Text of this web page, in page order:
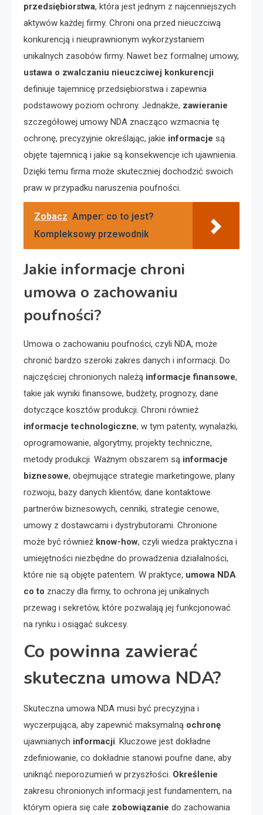
przedsiębiorstwa, która jest jednym z najcenniejszych
aktywów każdej firmy. Chroni ona przed nieuczciwą
konkurencją i nieuprawnionym wykorzystaniem
unikalnych zasobów firmy. Nawet bez formalnej umowy,
ustawa o zwalczaniu nieuczciwej konkurencji
definiuje tajemnicę przedsiębiorstwa i zapewnia
podstawowy poziom ochrony. Jednakże, zawieranie
szczegółowej umowy NDA znacząco wzmacnia tę
ochronę, precyzyjnie określając, jakie informacje są
objęte tajemnicą i jakie są konsekwencje ich ujawnienia.
Dzięki temu firma może skuteczniej dochodzić swoich
praw w przypadku naruszenia poufności.
Zobacz Amper: co to jest?
Kompleksowy przewodnik
Jakie informacje chroni
umowa o zachowaniu
poufności?
Umowa o zachowaniu poufności, czyli NDA, może
chronić bardzo szeroki zakres danych i informacji. Do
najczęściej chronionych należą informacje finansowe,
takie jak wyniki finansowe, budżety, prognozy, dane
dotyczące kosztów produkcji. Chroni również
informacje technologiczne, w tym patenty, wynalazki,
oprogramowanie, algorytmy, projekty techniczne,
metody produkcji. Ważnym obszarem są informacje
biznesowe, obejmujące strategie marketingowe, plany
rozwoju, bazy danych klientów, dane kontaktowe
partnerów biznesowych, cenniki, strategie cenowe,
umowy z dostawcami i dystrybutorami. Chronione
może być również know-how, czyli wiedza praktyczna i
umiejętności niezbędne do prowadzenia działalności,
które nie są objęte patentem. W praktyce, umowa NDA
co to znaczy dla firmy, to ochrona jej unikalnych
przewag i sekretów, które pozwalają jej funkcjonować
na rynku i osiągać sukcesy.
Co powinna zawierać
skuteczna umowa NDA?
Skuteczna umowa NDA musi być precyzyjna i
wyczerpująca, aby zapewnić maksymalną ochronę
ujawnianych informacji. Kluczowe jest dokładne
zdefiniowanie, co dokładnie stanowi poufne dane, aby
uniknąć nieporozumień w przyszłości. Określenie
zakresu chronionych informacji jest fundamentem, na
którym opiera się całe zobowiązanie do zachowania